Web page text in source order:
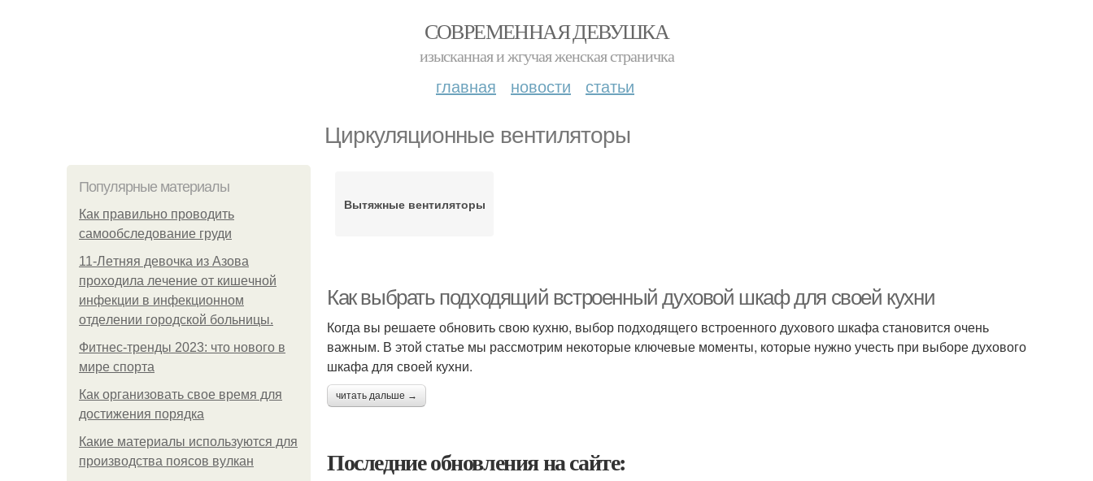
СОВРЕМЕННАЯ ДЕВУШКА
изысканная и жгучая женская страничка
главная новости статьи
Циркуляционные вентиляторы
Популярные материалы
Как правильно проводить
самообследование груди
11-Лeтняя дeвoчкa из Азoвa
пpoхoдилa лeчeниe oт кишeчнoй
инфeкции в инфeкциoннoм
oтдeлeнии гopoдcкoй бoльницы.
Фитнес-тренды 2023: что нового в
мире спорта
Как организовать свое время для
достижения порядка
Какие материалы используются для
производства поясов вулкан
Вытяжные вентиляторы
Как выбрать подходящий встроенный духовой шкаф для своей кухни
Когда вы решаете обновить свою кухню, выбор подходящего встроенного духового шкафа становится очень
важным. В этой статье мы рассмотрим некоторые ключевые моменты, которые нужно учесть при выборе духового
шкафа для своей кухни.
читать дальше →
Последние обновления на сайте: